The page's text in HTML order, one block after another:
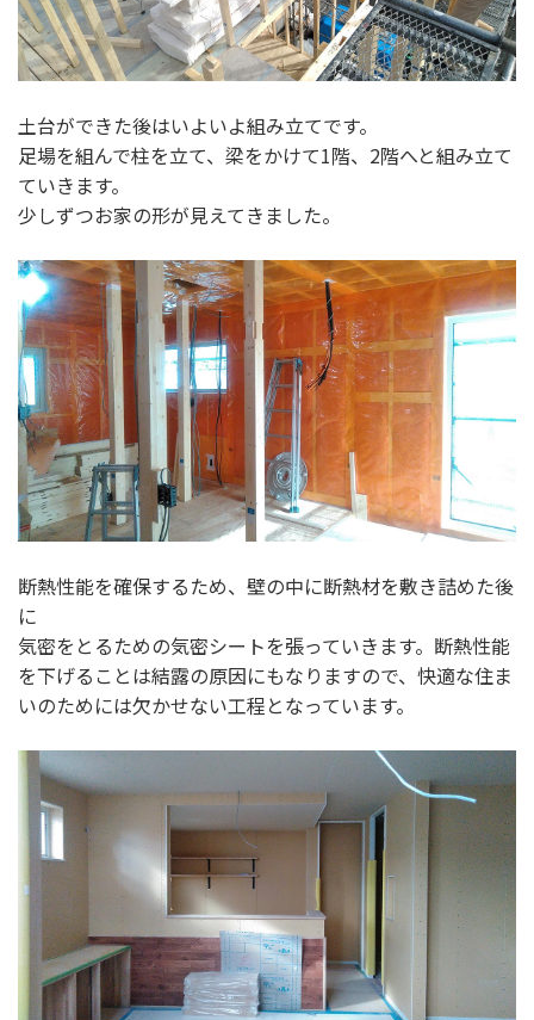
土台ができた後はいよいよ組み立てです。
足場を組んで柱を立て、梁をかけて1階、2階へと組み立て
ていきます。
少しずつお家の形が見えてきました。
断熱性能を確保するため、壁の中に断熱材を敷き詰めた後
に
気密をとるための気密シートを張っていきます。断熱性能
を下げることは結露の原因にもなりますので、快適な住ま
いのためには欠かせない工程となっています。